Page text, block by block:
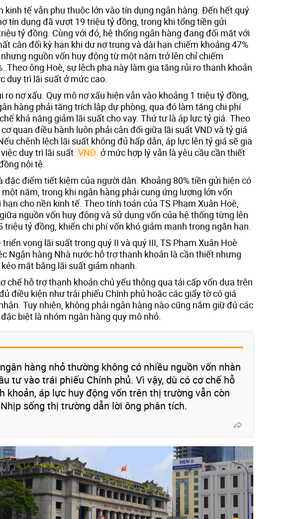
kinh tế vẫn phụ thuộc lớn vào tín dụng ngân hàng. Đến hết quý
tín dụng đã vượt 19 triệu tỷ đồng, trong khi tổng tiền gửi
tỷ đồng. Cùng với đó, hệ thống ngân hàng đang đối mặt với
cân đối kỳ hạn khi dư nợ trung và dài hạn chiếm khoảng 47%
nguồn vốn huy động từ một năm trở lên chỉ chiếm
Theo ông Hoè, sự lệch pha này làm gia tăng rủi ro thanh khoản
duy trì lãi suất ở mức cao.
ro nợ xấu. Quy mô nợ xấu hiện vẫn vào khoảng 1 triệu tỷ đồng,
hàng phải tăng trích lập dự phòng, qua đó làm tăng chi phí
khả năng giảm lãi suất cho vay. Thứ tư là áp lực tỷ giá. Theo
quan điều hành luôn phải cân đối giữa lãi suất VND và tỷ giá
chênh lệch lãi suất không đủ hấp dẫn, áp lực lên tỷ giá sẽ gia
duy trì lãi suất VND ở mức hợp lý vẫn là yêu cầu cần thiết
nội tệ.
đặc điểm tiết kiệm của người dân. Khoảng 80% tiền gửi hiện có
năm, trong khi ngân hàng phải cung ứng lượng lớn vốn
cho nền kinh tế. Theo tính toán của TS Phạm Xuân Hoè,
nguồn vốn huy động và sử dụng vốn của hệ thống từng lên
triệu tỷ đồng, khiến chi phí vốn khó giảm mạnh trong ngắn hạn.
vọng lãi suất trong quý II và quý III, TS Phạm Xuân Hoè
Ngân hàng Nhà nước hỗ trợ thanh khoản là cần thiết nhưng
mặt bằng lãi suất giảm nhanh.
chế hỗ trợ thanh khoản chủ yếu thông qua tái cấp vốn dựa trên
điều kiện như trái phiếu Chính phủ hoặc các giấy tờ có giá
Tuy nhiên, không phải ngân hàng nào cũng nắm giữ đủ các
biệt là nhóm ngân hàng quy mô nhỏ.
hàng nhỏ thường không có nhiều nguồn vốn nhàn
tư vào trái phiếu Chính phủ. Vì vậy, dù có cơ chế hỗ
khoản, áp lực huy động vốn trên thị trường vẫn còn
Nhịp sống thị trường dẫn lời ông phân tích.